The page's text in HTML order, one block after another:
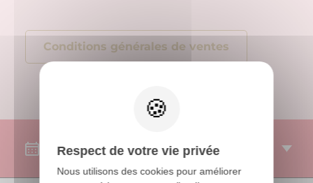
Conditions générales de ventes
SESSIONS
Respect de votre vie privée
Nous utilisons des cookies pour améliorer